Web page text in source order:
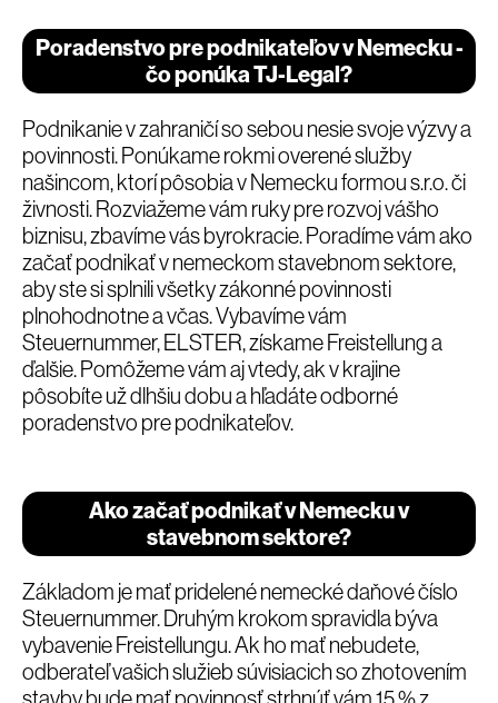
Poradenstvo pre podnikateľov v Nemecku -
čo ponúka TJ-Legal?
Podnikanie v zahraničí so sebou nesie svoje výzvy a
povinnosti. Ponúkame rokmi overené služby
našincom, ktorí pôsobia v Nemecku formou s.r.o. či
živnosti. Rozviažeme vám ruky pre rozvoj vášho
biznisu, zbavíme vás byrokracie. Poradíme vám ako
začať podnikať v nemeckom stavebnom sektore,
aby ste si splnili všetky zákonné povinnosti
plnohodnotne a včas. Vybavíme vám
Steuernummer, ELSTER, získame Freistellung a
ďalšie. Pomôžeme vám aj vtedy, ak v krajine
pôsobíte už dlhšiu dobu a hľadáte odborné
poradenstvo pre podnikateľov.
Ako začať podnikať v Nemecku v
stavebnom sektore?
Základom je mať pridelené nemecké daňové číslo
Steuernummer. Druhým krokom spravidla býva
vybavenie Freistellungu. Ak ho mať nebudete,
odberateľ vašich služieb súvisiacich so zhotovením